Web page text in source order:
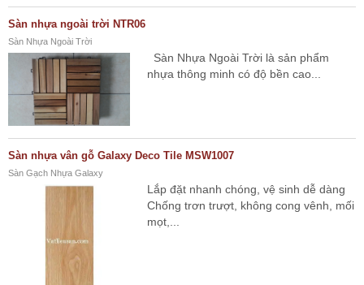
Sàn nhựa ngoài trời NTR06
Sàn Nhựa Ngoài Trời
Sàn Nhựa Ngoài Trời là sản phẩm
nhựa thông minh có độ bền cao...
Sàn nhựa vân gỗ Galaxy Deco Tile MSW1007
Sàn Gạch Nhựa Galaxy
Lắp đặt nhanh chóng, vệ sinh dễ dàng
Chống trơn trượt, không cong vênh, mối
mọt,...